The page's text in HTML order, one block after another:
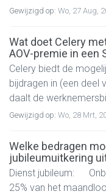
Gewijzigd op: Wo, 27 Aug,
Wat doet Celery
AOV-premie in een
Celery biedt de
bijdragen in (een deel
daalt de
Gewijzigd op: Wo, 28 Mrt,
Welke bedragen
jubileumuitkering
Dienst jubileum:
25% van het